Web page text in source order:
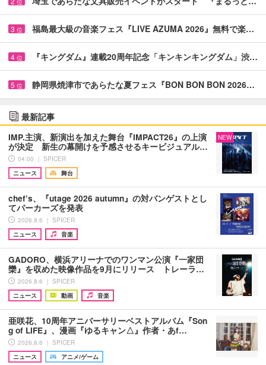
位
3 位 福島最大級の音楽フェス『LIVE AZUMA 2026』無料で楽…
4 位 『キングダム』連載20周年記念「キンキンキングダム」渋…
5 位 静岡県焼津市であらたな夏フェス『BON BON BON 2026…
最新記事
IMP.主演、新演出を加えた舞台『IMPACT26』の上演
が決定 新生の幕開けを予感させるキービジュアル…
04:00 ｜ SPICER
ニュース
舞台
NEW
chef’s、『utage 2026 autumn』の対バンゲストとし
てパーカーズを発表
2026.8.6 ｜ SPICER
ニュース
音楽
GADORO、横浜アリーナでのワンマン公演『一家団
欒』を収めた映像作品を9月にリリース トレーラ…
2026.8.6 ｜ SPICER
ニュース
動画 音楽
亜咲花、10周年アニバーサリーベストアルバム『Son
g of LIFE』、漫画『ゆるキャン△』作者・あf…
2026.8.6 ｜ SPICER
ニュース
アニメ/ゲーム